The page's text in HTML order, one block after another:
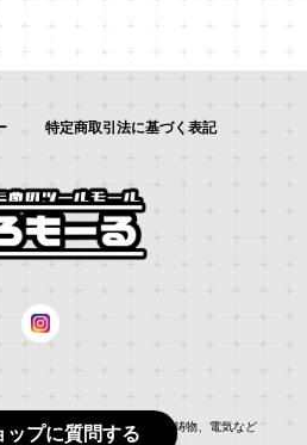
特定商取引法に基づく表記
イト：：自動車補修、建築、鋳物、電気など
ップに質問する